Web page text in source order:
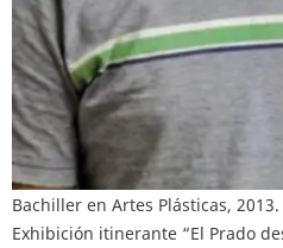
Bachiller en Artes Plásticas, 2013.
Exhibición itinerante “El Prado